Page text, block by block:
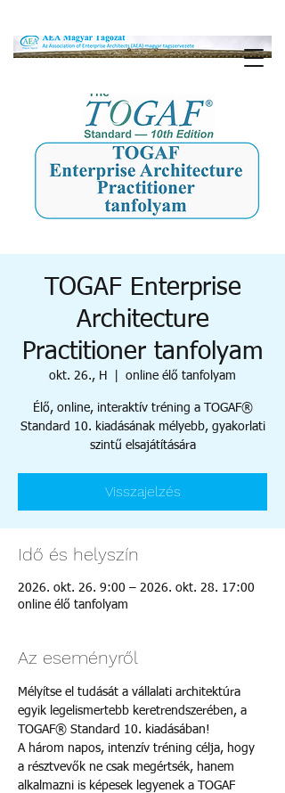
TOGAF Enterprise
Architecture
Practitioner tanfolyam
okt. 26., H online élő tanfolyam
Élő, online, interaktív tréning a TOGAF®
Standard 10. kiadásának mélyebb, gyakorlati
szintű elsajátítására
Visszajelzés
Idő és helyszín
2026. okt. 26. 9:00 – 2026. okt. 28. 17:00
online élő tanfolyam
Az eseményről
Mélyítse el tudását a vállalati architektúra
egyik legelismertebb keretrendszerében, a
TOGAF® Standard 10. kiadásában!
A három napos, intenzív tréning célja, hogy
a résztvevők ne csak megértsék, hanem
alkalmazni is képesek legyenek a TOGAF